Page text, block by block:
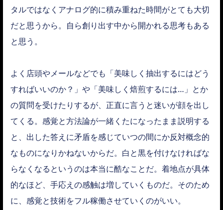
タルではなくアナログ的に積み重ねた時間がとても大切
だと思うから。自ら創り出す中から開かれる思考もある
と思う。
よく店頭やメールなどでも「美味しく抽出するにはどう
すればいいのか？」や「美味しく焙煎するには…」とか
の質問を受けたりするが、正直に言うと迷いが顔を出し
てくる。感覚と方法論が一緒くたになったまま説明する
と、出した答えに矛盾を感じていつの間にか反対概念的
なものになりかねないからだ。白と黒を付けなければな
らなくなるというのは本当に酷なことだ。着地点が具体
的なほど、手応えの感触は増していくものだ。そのため
に、感覚と技術をフル稼働させていくのがいい。